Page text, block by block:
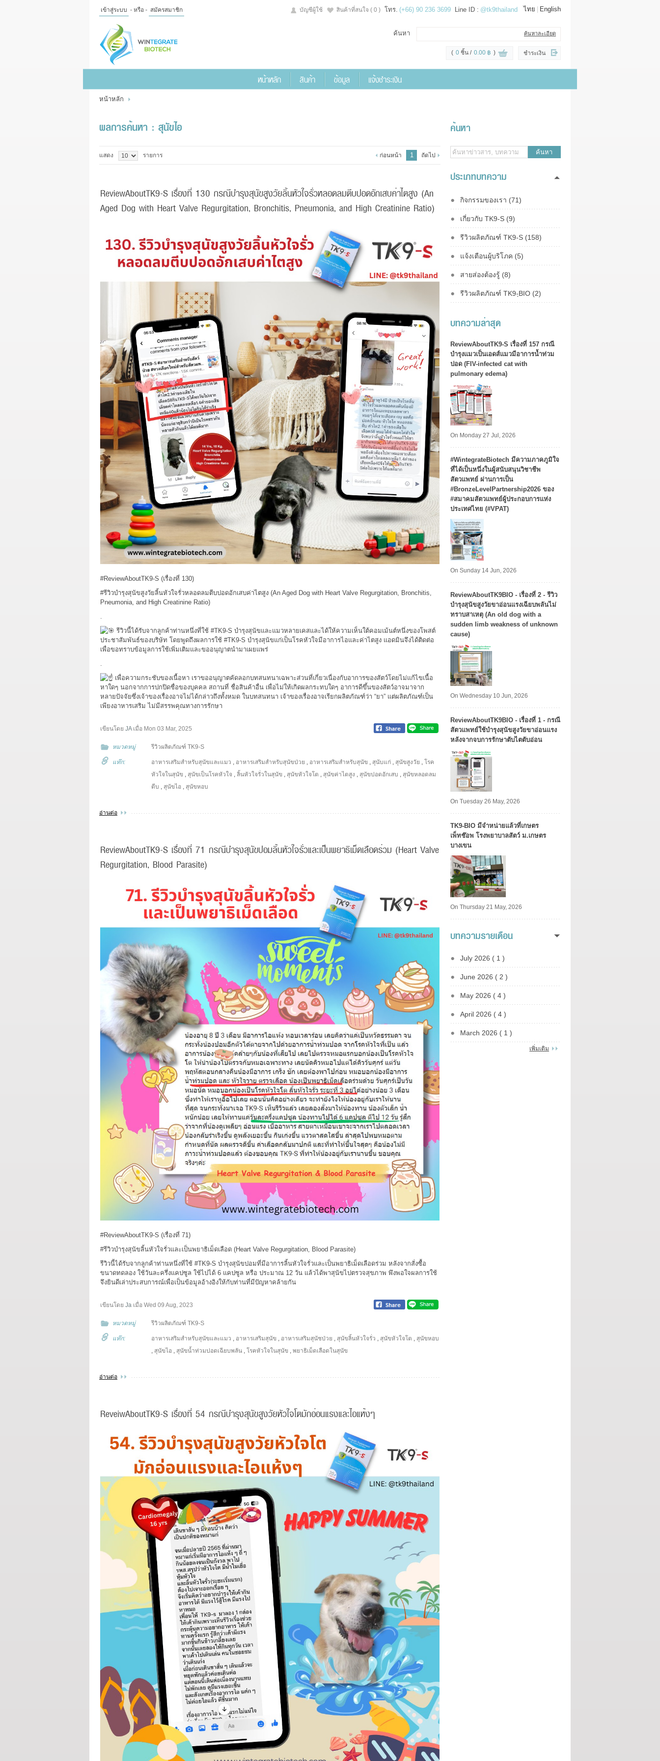
ไทย | English
ข้อมูล
เข้าสู่ระบบ - หรือ - สมัครสมาชิก ไทย English
โทร. (+66) 90 236 3699 Line ID : @tk9thailand
สินค้าที่สนใจ ( 0 )
บัญชีผู้ใช้
ค้นหา ค้นหาละเอียด
( 0 ชิ้น 0.00 ฿ ) ชำระเงิน
หน้าหลัก สินค้า ข้อมูล แจ้งชำระเงิน
หน้าหลัก
ผลการค้นหา : สุนัขไอ
แสดง รายการ ก่อนหน้า 1 ถัดไป
ReviewAboutTK9-S เรื่องที่ 130 กรณีบำรุงสุนัขสูงวัยลิ้นหัวใจรั่วหลอดลมตีบปอดอักเสบค่าไตสูง (An
Aged Dog with Heart Valve Regurgitation, Bronchitis, Pneumonia, and High Creatinine Ratio)
#ReviewAboutTK9-S (เรื่องที่ 130)
#รีวิวบำรุงสุนัขสูงวัยลิ้นหัวใจรั่วหลอดลมตีบปอดอักเสบค่าไตสูง (An Aged Dog with Heart Valve Regurgitation, Bronchitis,
Pneumonia, and High Creatinine Ratio)
รีวิวนี้ได้รับจากลูกค้าท่านหนึ่งที่ใช้ #TK9-S บำรุงสุนัขและแมวหลายเคสและได้ให้ความเห็นใต้คอมเม้นต์หนึ่งของโพสต์
ประชาสัมพันธ์ของบริษัท โดยพูดถึงผลการใช้ #TK9-S บำรุงสุนัขแก่เป็นโรคหัวใจมีอาการไอและค่าไตสูง แอดมินจึงได้ติดต่อ
เพื่อขอทราบข้อมูลการใช้เพิ่มเติมและขออนุญาตนำมาเผยแพร่
เพื่อความกระชับของเนื้อหา เราขออนุญาตคัดลอกบทสนทนาเฉพาะส่วนที่เกี่ยวเนื่องกับอาการของสัตว์โดยไม่แก้ไขเนื้อ
หาใดๆ นอกจากการปกปิดชื่อของบุคคล สถานที่ ชื่อสินค้าอื่น เพื่อไม่ให้เกิดผลกระทบใดๆ อาการดีขึ้นของสัตว์อาจมาจาก
หลายปัจจัยซึ่งเจ้าของเรื่องอาจไม่ได้กล่าวถึงทั้งหมด ในบทสนทนา เจ้าของเรื่องอาจเรียกผลิตภัณฑ์ว่า “ยา” แต่ผลิตภัณฑ์เป็น
เพียงอาหารเสริม ไม่มีสรรพคุณทางการรักษา
เขียนโดย JAเมื่อ Mon 03 Mar, 2025
หมวดหมู่ รีวิวผลิตภัณฑ์ TK9-S
แท๊ก: อาหารเสริมสำหรับสุนัขและแมว , อาหารเสริมสำหรับสุนัขป่วย , อาหารเสริมสำหรับสุนัข , สุนับแก่, สุนัขสูงวัย , โรค
หัวใจในสุนัข , สุนัขเป็นโรคหัวใจ , ลิ้นหัวใจรั่วในสุนัข , สุนัขหัวใจโต , สุนัขค่าไตสูง , สุนัขปอดอักเสบ , สุนัขหลอดลม
ตีบ , สุนัขไอ , สุนัขหอบ
อ่านต่อ
ReviewAboutTK9-S เรื่องที่ 71 กรณีบำรุงสุนัขปอมลิ้นหัวใจรั่วและเป็นพยาธิเม็ดเลือดร่วม (Heart Valve
Regurgitation, Blood Parasite)
#ReviewAboutTK9-S (เรื่องที่ 71)
#รีวิวบำรุงสุนัขลิ้นหัวใจรั่วและเป็นพยาธิเม็ดเลือด (Heart Valve Regurgitation, Blood Parasite)
รีวิวนี้ได้รับจากลูกค้าท่านหนึ่งที่ใช้ #TK9-S บำรุงสุนัขปอมที่มีอาการลิ้นหัวใจรั่วและเป็นพยาธิเม็ดเลือดร่วม หลังจากสั่งซื้อ
ขนาดทดลอง ใช้วันละครึ่งแคปซูล ใช้ไปได้ 6 แคปซูล หรือ ประมาณ 12 วัน แล้วได้พาสุนัขไปตรวจสุขภาพ พึงพอใจผลการใช้
จึงยินดีเล่าประสบการณ์เพื่อเป็นข้อมูลอ้างอิงให้กับท่านที่มีปัญหาคล้ายกัน
เขียนโดย Ja เมื่อ Wed 09 Aug, 2023
หมวดหมู่ รีวิวผลิตภัณฑ์ TK9-S
แท๊ก: อาหารเสริมสำหรับสุนัขและแมว , อาหารเสริมสุนัข , อาหารเสริมสุนัชป่วย , สุนัขลิ้นหัวใจรั่ว , สุนัขหัวใจโต , สุนัขหอบ
, สุนัขไอ , สุนัขน้ำท่วมปอดเฉียบพลัน, โรคหัวใจในสุนัข , พยาธิเม็ดเลือดในสุนัข
อ่านต่อ
ReveiwAboutTK9-S เรื่องที่ 54 กรณีบำรุงสุนัขสูงวัยหัวใจโตมักอ่อนแรงและไอแห้งๆ
ค้นหา
ค้นหา
ประเภทบทความ
กิจกรรมของเรา (71)
เกี่ยวกับ TK9-S (9)
รีวิวผลิตภัณฑ์ TK9-S (158)
แจ้งเตือนผู้บริโภค (5)
สายส่องต้องรู้ (8)
รีวิวผลิตภัณฑ์ TK9-ฺBIO (2)
บทความล่าสุด
ReviewAboutTK9-S เรื่องที่ 157 กรณี
บำรุงแมวเป็นเอดส์แมวมีอาการน้ำท่วม
ปอด (FIV-infected cat with
pulmonary edema)
On Monday 27 Jul, 2026
#WintegrateBiotech มีความภาคภูมิใจ
ที่ได้เป็นหนึ่งในผู้สนับสนุนวิชาชีพ
สัตวแพทย์ ผ่านการเป็น
#BronzeLevelPartnership2026 ของ
#สมาคมสัตวแพทย์ผู้ประกอบการแห่ง
ประเทศไทย (#VPAT)
On Sunday 14 Jun, 2026
ReviewAboutTK9BIO - เรื่องที่ 2 - รีวิว
บำรุงสุนัขสูงวัยขาอ่อนแรงเฉียบพลันไม่
ทราบสาเหตุ (An old dog with a
sudden limb weakness of unknown
cause)
On Wednesday 10 Jun, 2026
ReviewAboutTK9BIO - เรื่องที่ 1 - กรณี
สัตวแพทย์ใช้บำรุงสุนัขสูงวัยขาอ่อนแรง
หลังจากจบการรักษาตับไตตับอ่อน
On Tuesday 26 May, 2026
TK9​-BIO มีจำหน่ายแล้วที่เกษตร
เพ็ทช๊อพ โรงพยาบาลสัตว์ ม.เกษตร
บางเขน​
On Thursday 21 May, 2026
บทความรายเดือน
July 2026 ( 1 )
June 2026 ( 2 )
May 2026 ( 4 )
April 2026 ( 4 )
March 2026 ( 1 )
เพิ่มเติม